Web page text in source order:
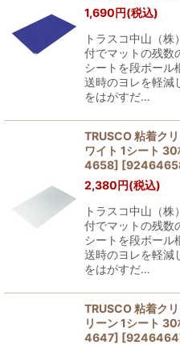
1,690円(税込)
トラスコ中山（
付でマットの残数
シートを段ボール
送時のヨレを軽減
をはがすだ…
TRUSCO 粘着ク
ワイト 1シート
4658] [
2,380円(税込)
トラスコ中山（
付でマットの残数
シートを段ボール
送時のヨレを軽減
をはがすだ…
TRUSCO 粘着ク
リーン 1シート
4647] [